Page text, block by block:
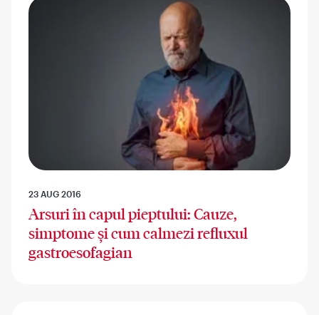
23 AUG 2016
Arsuri în capul pieptului: Cauze,
simptome și cum calmezi refluxul
gastroesofagian